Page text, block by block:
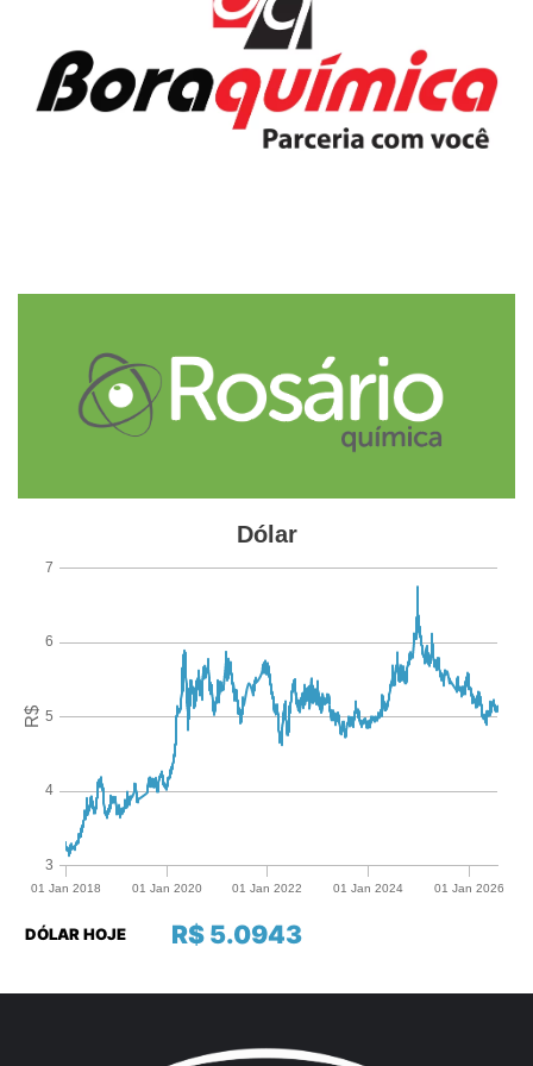
comerciais do Brasil com o exterior que passaram pelo
complexo portuário de Santos. São Paulo foi o estado com
maior participação (53%) nas transações comerciais com o
exterior por meio do Porto de Santos.
R$ 5.0943
DÓLAR HOJE